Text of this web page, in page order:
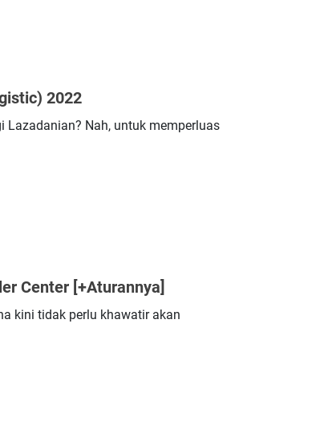
2022
Lazadanian? Nah, untuk memperluas
Center [+Aturannya]
kini tidak perlu khawatir akan